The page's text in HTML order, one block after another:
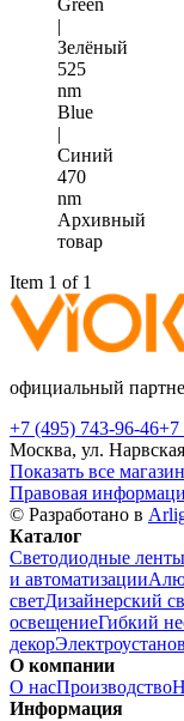
|
Зелёный
525
nm
Blue
|
Синий
470
nm
Архивный
товар
Item 1 of 1
официальный
+7 (495) 743-96-46+7
Москва, ул.
Показать все
Правовая
© Разработано в
Каталог
Светодиодные ленты
и автоматизации
светДизайнерский
освещениеГибкий
декор
О компании
О насПроизводство
Информация